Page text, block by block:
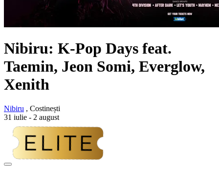
Nibiru: K-Pop Days feat.
Taemin, Jeon Somi, Everglow,
Xenith
Nibiru , Costinești
31 iulie - 2 august
Adaugă